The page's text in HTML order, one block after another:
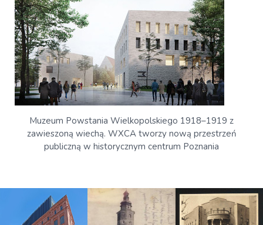
Muzeum Powstania Wielkopolskiego 1918–1919 z
zawieszoną wiechą. WXCA tworzy nową przestrzeń
publiczną w historycznym centrum Poznania